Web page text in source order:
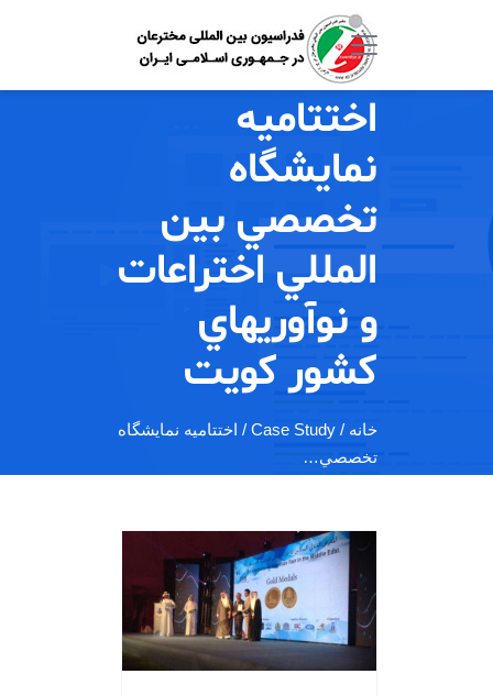
اختتاميه
نمايشگاه
تخصصي بين
المللي اختراعات
و نوآوريهاي
كشور كويت
خانه
/ Case Study / اختتاميه نمايشگاه
تخصصي…